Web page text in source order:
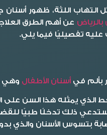
اللثة، ظهور
عن أهم الطرق
عليه تفصيليًا فيما يلي.
بألم في أسنان الأطفال وهي
يمثله هذا السن على
ذلك تدخلًا طبيًا
بتسوس الأسنان والذي